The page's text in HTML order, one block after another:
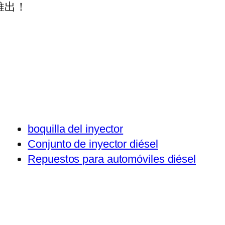
！
boquilla del inyector
Conjunto de inyector diésel
Repuestos para automóviles diésel